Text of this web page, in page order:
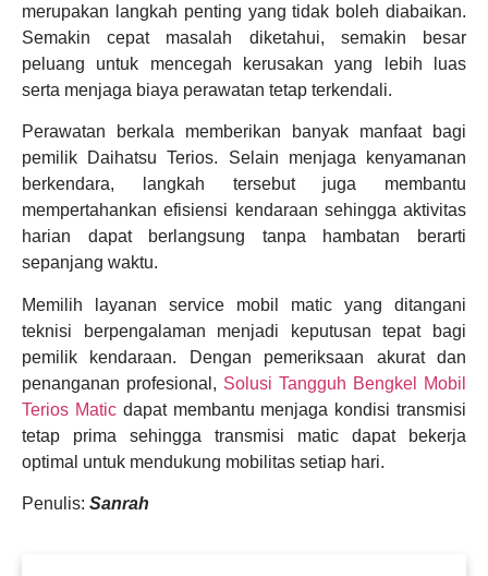
merupakan langkah penting yang tidak boleh diabaikan.
Semakin cepat masalah diketahui, semakin besar
peluang untuk mencegah kerusakan yang lebih luas
serta menjaga biaya perawatan tetap terkendali.
Perawatan berkala memberikan banyak manfaat bagi
pemilik Daihatsu Terios. Selain menjaga kenyamanan
berkendara, langkah tersebut juga membantu
mempertahankan efisiensi kendaraan sehingga aktivitas
harian dapat berlangsung tanpa hambatan berarti
sepanjang waktu.
Memilih layanan service mobil matic yang ditangani
teknisi berpengalaman menjadi keputusan tepat bagi
pemilik kendaraan. Dengan pemeriksaan akurat dan
penanganan profesional, Solusi Tangguh Bengkel Mobil
Terios Maticdapat membantu menjaga kondisi transmisi
tetap prima sehingga transmisi matic dapat bekerja
optimal untuk mendukung mobilitas setiap hari.
Penulis: Sanrah